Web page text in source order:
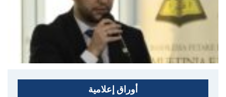
أوراق إعلامية